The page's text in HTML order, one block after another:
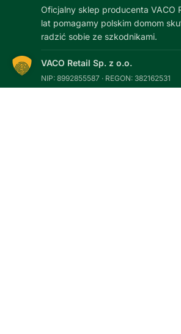
Oficjalny sklep producenta VACO
lat pomagamy polskim domom
radzić sobie ze szkodnikami.
VACO Retail Sp. z o.o.
NIP: 8992855587 · REGON: 382162531